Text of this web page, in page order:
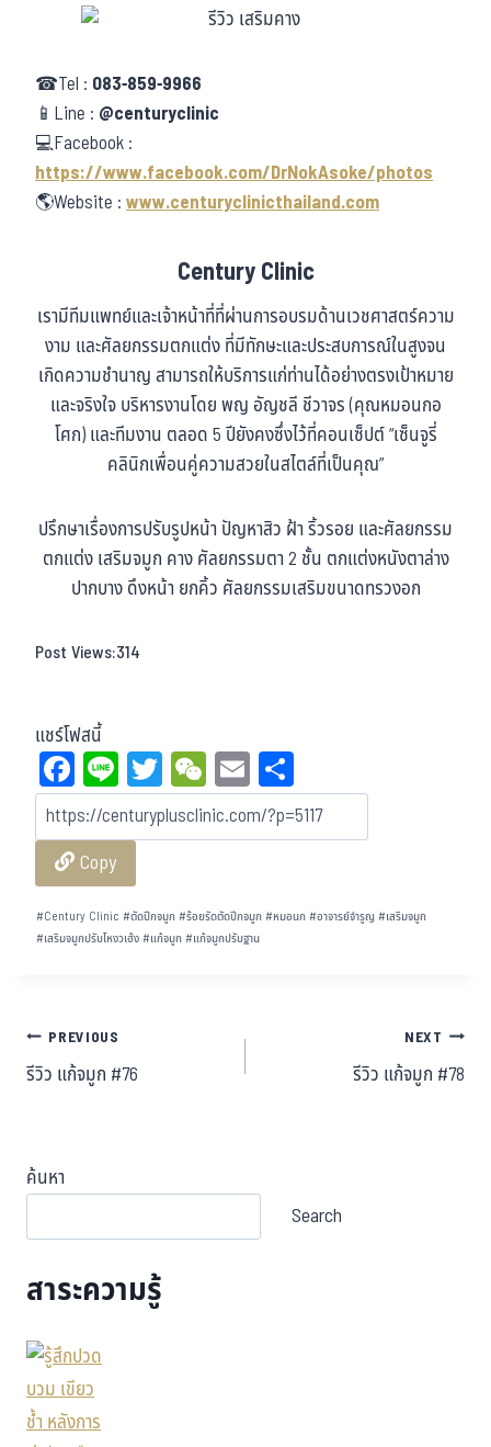
☎Tel : 083-859-9966
📱Line : @centuryclinic
💻Facebook :
https://www.facebook.com/DrNokAsoke/photos
🌎Website :www.centuryclinicthailand.com
Century Clinic
เรามีทีมแพทย์และเจ้าหน้าที่ที่ผ่านการอบรมด้านเวชศาสตร์ความ
งาม และศัลยกรรมตกแต่ง ที่มีทักษะและประสบการณ์ในสูงจน
เกิดความชำนาญ สามารถให้บริการแก่ท่านได้อย่างตรงเป้าหมาย
และจริงใจ บริหารงานโดย พญ อัญชลี ชีวาจร (คุณหมอนกอ
โศก) และทีมงาน ตลอด 5 ปียังคงซึ่งไว้ที่คอนเซ็ปต์ “เซ็นจูรี่
คลินิกเพื่อนคู่ความสวยในสไตล์ที่เป็นคุณ”
ปรึกษาเรื่องการปรับรูปหน้า ปัญหาสิว ฝ้า ริ้วรอย และศัลยกรรม
ตกแต่ง เสริมจมูก คาง ศัลยกรรมตา 2 ชั้น ตกแต่งหนังตาล่าง
ปากบาง ดึงหน้า ยกคิ้ว ศัลยกรรมเสริมขนาดทรวงอก
Post Views:314
แชร์โฟสนี้
Fa
ce
bo
ok
Li
ne
T
wi
tt
W
eC
ha
E
m
ail
ar
e
Copy
#Century Clinic #ตัดปีกจมูก#ร้อยรัดตัดปีกจมูก#หมอนก#อาจารย์จำรูญ #เสริมจมูก
#เสริมจมูกปรับโหงวเฮ้ง#แก้จมูก#แก้จมูกปรับฐาน
PREVIOUS
รีวิว แก้จมูก #76
NEXT
รีวิว แก้จมูก #78
ค้นหา
Search
สาระความรู้